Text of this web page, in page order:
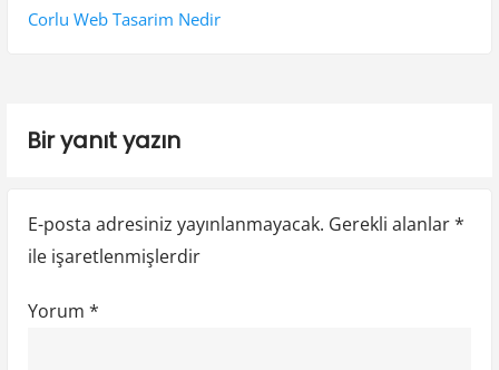
m
o
o
:
e
o
:
Corlu Web Tasarim Nedir
Bir yanıt yazın
E-posta adresiniz yayınlanmayacak. Gerekli alanlar*
ile işaretlenmişlerdir
Yorum *